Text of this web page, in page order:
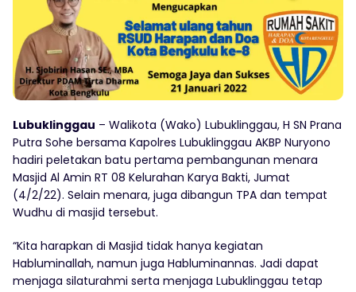
Lubuklinggau – Walikota (Wako) Lubuklinggau, H SN Prana
Putra Sohe bersama Kapolres Lubuklinggau AKBP Nuryono
hadiri peletakan batu pertama pembangunan menara
Masjid Al Amin RT 08 Kelurahan Karya Bakti, Jumat
(4/2/22). Selain menara, juga dibangun TPA dan tempat
Wudhu di masjid tersebut.
“Kita harapkan di Masjid tidak hanya kegiatan
Habluminallah, namun juga Habluminannas. Jadi dapat
menjaga silaturahmi serta menjaga Lubuklinggau tetap